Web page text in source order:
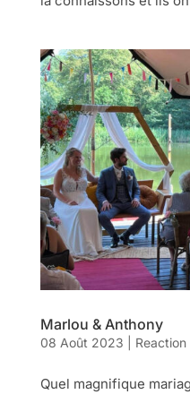
Marlou & Anthony
08 Août 2023
Quel magnifique